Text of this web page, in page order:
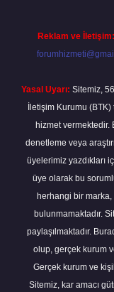
Reklam ve İletişim:
Yasal Uyarı: Sitemiz,
İletişim Kurumu
hizmet
denetleme veya
üyelerimiz yazdıkları
üye olarak bu
herhangi bir marka,
bulunmamaktadır.
paylaşılmaktadır.
olup, gerçek kurum
Gerçek kurum ve
Sitemiz, kar amacı